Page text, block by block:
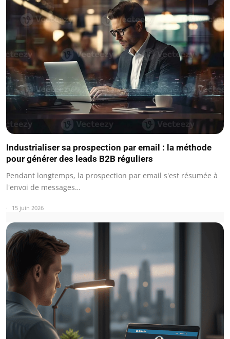
Industrialiser sa prospection par email : la méthode
pour générer des leads B2B réguliers
Pendant longtemps, la prospection par email s'est résumée à
l'envoi de messages…
15 juin 2026